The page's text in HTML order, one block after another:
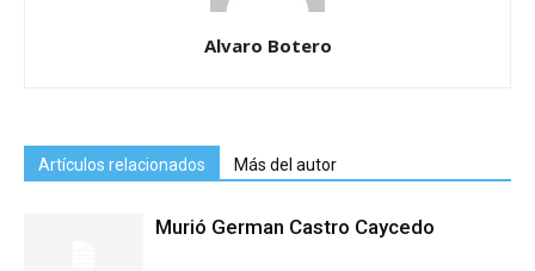
Alvaro Botero
Artículos relacionados Más del autor
Murió German Castro Caycedo